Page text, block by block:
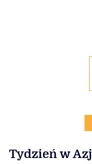
Tydzień w